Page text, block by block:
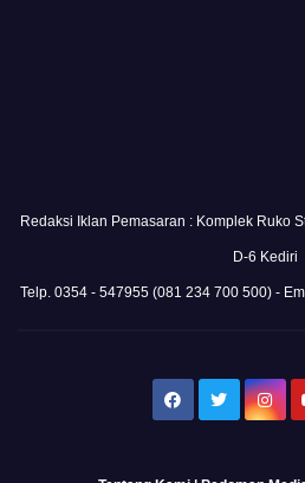
Redaksi Iklan Pemasaran : Komplek Ruko
D-6 Kediri
Telp. 0354 - 547955 (081 234 700 500) -